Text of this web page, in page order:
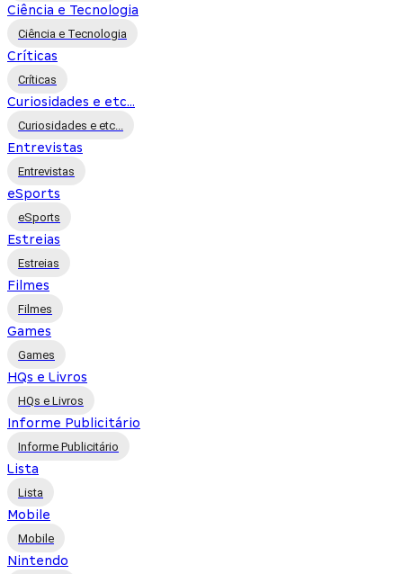
Ciência e Tecnologia
Ciência e Tecnologia
Críticas
Críticas
Curiosidades e etc...
Curiosidades e etc...
Entrevistas
Entrevistas
eSports
eSports
Estreias
Estreias
Filmes
Filmes
Games
Games
HQs e Livros
HQs e Livros
Informe Publicitário
Informe Publicitário
Lista
Lista
Mobile
Mobile
Nintendo